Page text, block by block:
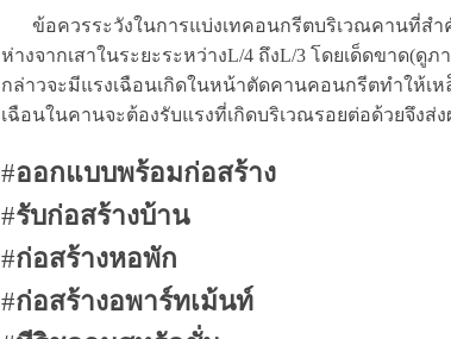
ข้อควรระวังในการแบ่งเทคอนกรีตบริเวณคานที่ส
ห่างจากเสาในระยะระหว่างL/4 ถึงL/3 โดยเด็ดขาด(ดูภ
กล่าวจะมีแรงเฉือนเกิดในหน้าตัดคานคอนกรีตทำให้เห
เฉือนในคานจะต้องรับแรงที่เกิดบริเวณรอยต่อด้วยจึงส่
#ออกแบบพร้อมก่อสร้าง
#รับก่อสร้างบ้าน
#ก่อสร้างหอพัก
#ก่อสร้างอพาร์ทเม้นท์